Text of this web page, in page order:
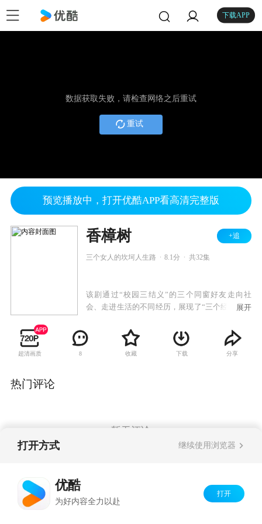
下载APP
数据获取失败，请检查网络之后重试
重试
预览播放中，打开优酷APP看高清完整版
香樟树 +追
三个女人的坎坷人生路 8.1分 共32集
该剧通过“校园三结义”的三个同窗好友走向社
会、走进生活的不同经历，展现了“三个经历曲折
友情”。
展开
超清画质 8 收藏 下载 分享
热门评论
暂无评论
打开方式 继续使用浏览器
优酷
为好内容全力以赴
打开